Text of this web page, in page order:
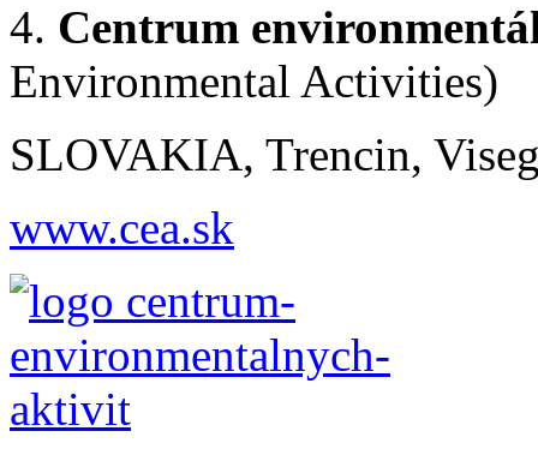
4. Centrum
Environmental Activities)
SLOVAKIA, Trencin,
www.cea.sk